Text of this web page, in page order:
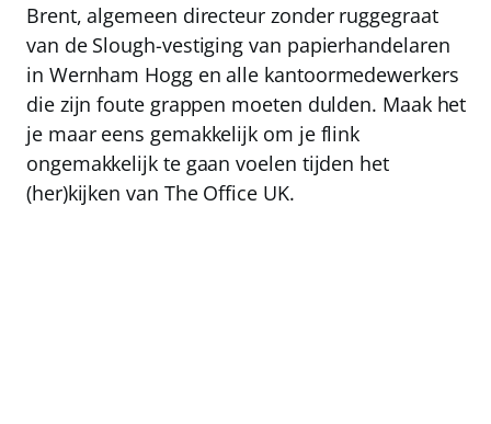
Brent, algemeen directeur zonder ruggegraat
van de Slough-vestiging van papierhandelaren
in Wernham Hogg en alle kantoormedewerkers
die zijn foute grappen moeten dulden. Maak het
je maar eens gemakkelijk om je flink
ongemakkelijk te gaan voelen tijden het
(her)kijken van The Office UK.